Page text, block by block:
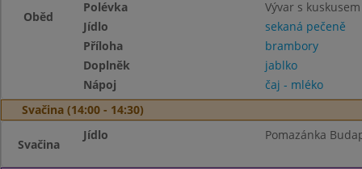
Oběd
Polévka
Vývar s kuskusem
Jídlo
sekaná pečeně
Příloha
brambory
Doplněk
jablko
Nápoj
čaj - mléko
Svačina (14:00 - 14:30)
Svačina
Jídlo Pomazánka